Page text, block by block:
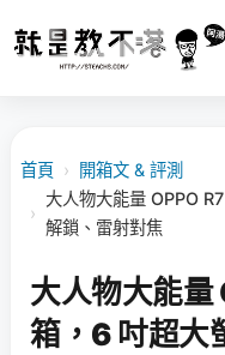
首頁 › 開箱文 & 評測
›
大人物大能量 OPPO
解鎖、雷射對焦
大人物大能量
箱，6 吋超大